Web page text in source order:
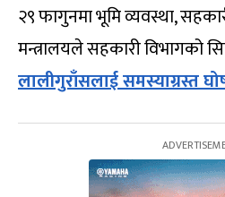
२९ फागुनमा भूमि व्यवस्था,
मन्त्रालयले सहकारी विभागको
लालीगुराँसलाई समस्याग्रस्त